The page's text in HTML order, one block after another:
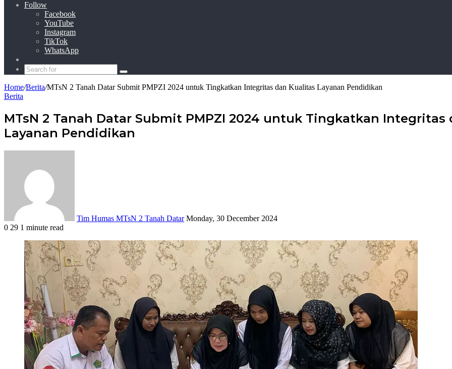
Follow
Facebook
YouTube
Instagram
TikTok
WhatsApp
skin
Search
for
Home/Berita/MTsN 2 Tanah Datar Submit PMPZI 2024 untuk Tingkatkan Integritas dan Kualitas Layanan Pendidikan
Berita
MTsN 2 Tanah Datar Submit PMPZI 2024 untuk Tingkatkan Integritas
Layanan Pendidikan
Tim Humas MTsN 2 Tanah Datar Monday, 30 December 2024
0 29 1 minute read